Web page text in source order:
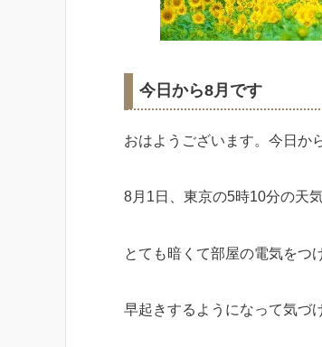
今日から8月です
おはようございます。今日か
8月1日、東京の5時10分の天気
とても暗くて部屋の電気をつ
早起きするようになって気づ